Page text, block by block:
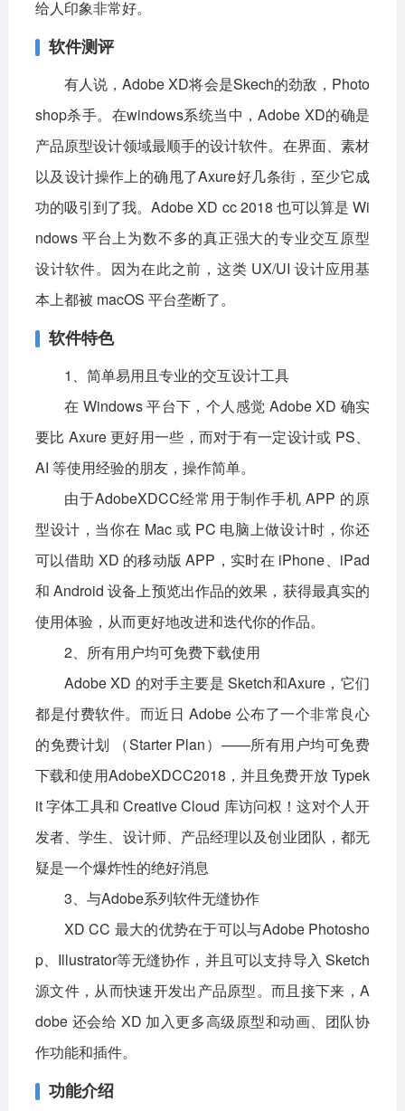
给人印象非常好。
软件测评
有人说，Adobe XD将会是Skech的劲敌，Photo
shop杀手。在windows系统当中，Adobe XD的确是
产品原型设计领域最顺手的设计软件。在界面、素材
以及设计操作上的确甩了Axure好几条街，至少它成
功的吸引到了我。Adobe XD cc 2018 也可以算是 Wi
ndows 平台上为数不多的真正强大的专业交互原型
设计软件。因为在此之前，这类 UX/UI 设计应用基
本上都被 macOS 平台垄断了。
软件特色
1、简单易用且专业的交互设计工具
在 Windows 平台下，个人感觉 Adobe XD 确实
要比 Axure 更好用一些，而对于有一定设计或 PS、
AI 等使用经验的朋友，操作简单。
由于AdobeXDCC经常用于制作手机 APP 的原
型设计，当你在 Mac 或 PC 电脑上做设计时，你还
可以借助 XD 的移动版 APP，实时在 iPhone、iPad
和 Android 设备上预览出作品的效果，获得最真实的
使用体验，从而更好地改进和迭代你的作品。
2、所有用户均可免费下载使用
Adobe XD 的对手主要是 Sketch和Axure，它们
都是付费软件。而近日 Adobe 公布了一个非常良心
的免费计划 （Starter Plan）——所有用户均可免费
下载和使用AdobeXDCC2018，并且免费开放 Typek
it 字体工具和 Creative Cloud 库访问权！这对个人开
发者、学生、设计师、产品经理以及创业团队，都无
疑是一个爆炸性的绝好消息
3、与Adobe系列软件无缝协作
XD CC 最大的优势在于可以与Adobe Photosho
p、Illustrator等无缝协作，并且可以支持导入 Sketch
源文件，从而快速开发出产品原型。而且接下来，A
dobe 还会给 XD 加入更多高级原型和动画、团队协
作功能和插件。
功能介绍